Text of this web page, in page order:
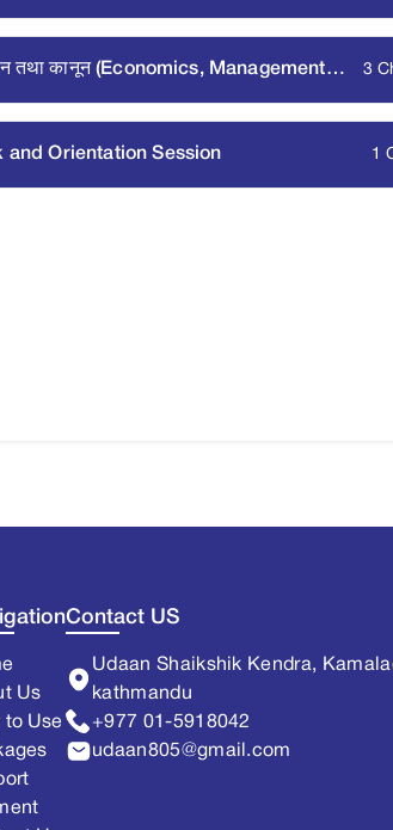
तथा कानून (Economics, Management
3
and Orientation Session 1
Us
to Use
Contact US
Udaan Shaikshik Kendra,
kathmandu
+977 01-5918042
udaan805@gmail.com